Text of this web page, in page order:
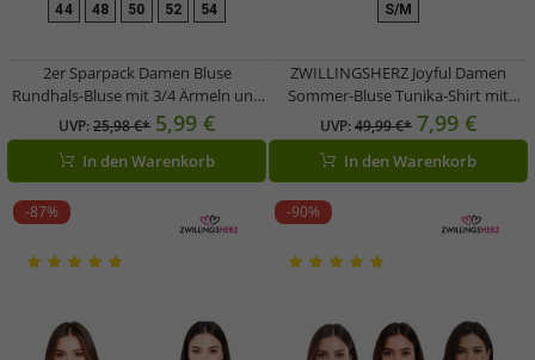
44 48 50 52 54
2er Sparpack Damen Bluse
Rundhals-Bluse mit 3/4 Ärmeln und
Taillengummi Baumwoll-Bluse
950069 Grün
UVP:25,98 €* 5,99 €
In den Warenkorb
S/M
ZWILLINGSHERZ Joyful Damen
Sommer-Bluse Tunika-Shirt mit
Ornamenten 33236
Orange/Pink/Weiß oder
Blau/Pink/Weiß/Grün
UVP:49,99 €* 7,99 €
In den Warenkorb
-87% -90%